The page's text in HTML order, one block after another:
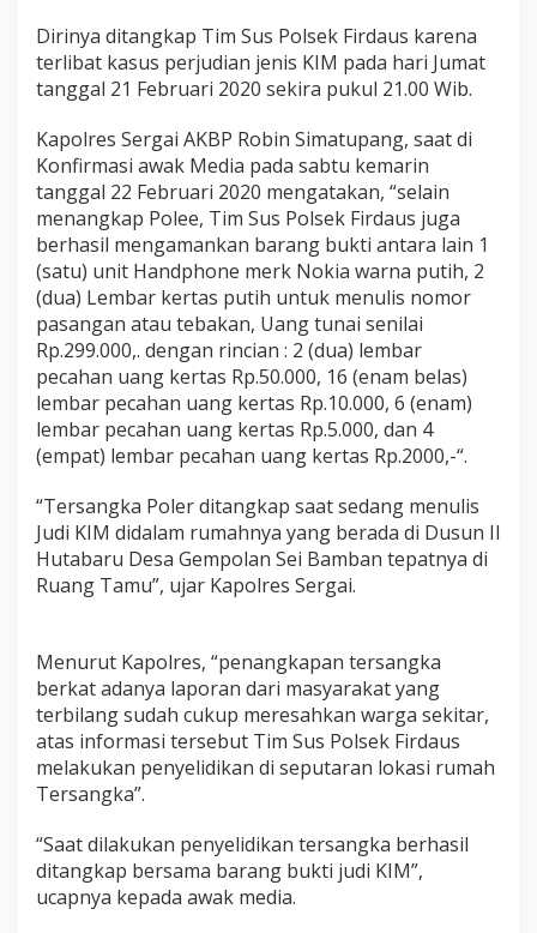
K
a
n
a
n
g
k
a
n
i
m
S
u
s
P
o
s
k
F
i
r
d
S
e
r
g
i
Dirinya ditangkap Tim Sus Polsek Firdaus karena
terlibat kasus perjudian jenis KIM pada hari Jumat
tanggal 21 Februari 2020 sekira pukul 21.00 Wib.
Kapolres Sergai AKBP Robin Simatupang, saat di
Konfirmasi awak Media pada sabtu kemarin
tanggal 22 Februari 2020 mengatakan, “selain
menangkap Polee, Tim Sus Polsek Firdaus juga
berhasil mengamankan barang bukti antara lain 1
(satu) unit Handphone merk Nokia warna putih, 2
(dua) Lembar kertas putih untuk menulis nomor
pasangan atau tebakan, Uang tunai senilai
Rp.299.000,. dengan rincian : 2 (dua) lembar
pecahan uang kertas Rp.50.000, 16 (enam belas)
lembar pecahan uang kertas Rp.10.000, 6 (enam)
lembar pecahan uang kertas Rp.5.000, dan 4
(empat) lembar pecahan uang kertas Rp.2000,-“.
“Tersangka Poler ditangkap saat sedang menulis
Judi KIM didalam rumahnya yang berada di Dusun II
Hutabaru Desa Gempolan Sei Bamban tepatnya di
Ruang Tamu”, ujar Kapolres Sergai.
Menurut Kapolres, “penangkapan tersangka
berkat adanya laporan dari masyarakat yang
terbilang sudah cukup meresahkan warga sekitar,
atas informasi tersebut Tim Sus Polsek Firdaus
melakukan penyelidikan di seputaran lokasi rumah
Tersangka”.
“Saat dilakukan penyelidikan tersangka berhasil
ditangkap bersama barang bukti judi KIM”,
ucapnya kepada awak media.